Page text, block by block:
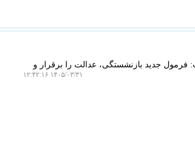
جدید بازنشستگی، عدالت را برقرار و
۱۴۰۵/۰۳/۳۱ ۱۲:۴۲:۱۶